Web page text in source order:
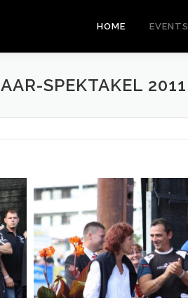
HOME EVENTS
SPEKTAKEL 2011